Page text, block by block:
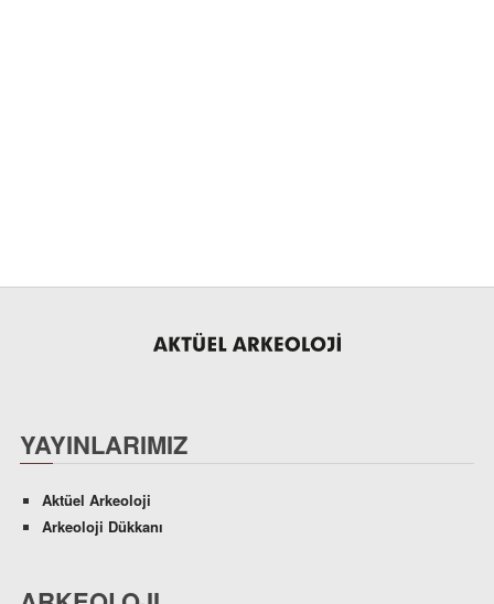
YAYINLARIMIZ
Aktüel Arkeoloji
Arkeoloji Dükkanı